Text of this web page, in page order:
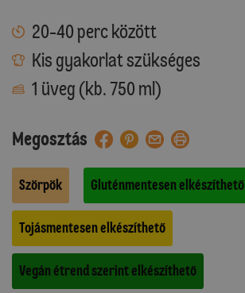
20-40 perc között
Kis gyakorlat szükséges
1 üveg (kb. 750 ml)
Megosztás
Szörpök Gluténmentesen elkészíthető
Tojásmentesen elkészíthető
Vegán étrend szerint elkészíthető